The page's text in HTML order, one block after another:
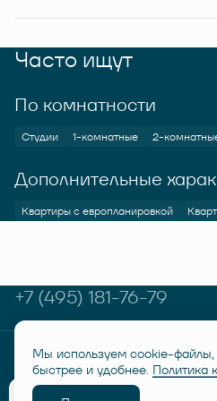
Часто ищут
По комнатности
Студии 1-комнатные 2-
Дополнительные
Квартиры с европланировкой
+7 (495) 181-76-79
© RUSICH KOTELNIKI 2026Политика
Дисклеймер "Семейная ипотека от 6%"
Мы используем cookie-файлы,
быстрее и удобнее. Политика